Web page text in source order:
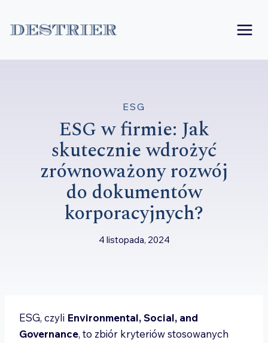
do
ESG
ESG w firmie: Jak
skutecznie wdrożyć
zrównoważony rozwój
do dokumentów
korporacyjnych?
4 listopada, 2024
ESG, czyli Environmental, Social, and
Governance, to zbiór kryteriów stosowanych